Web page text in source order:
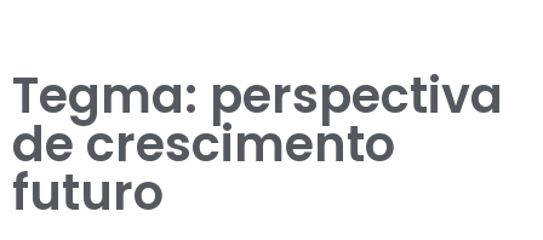
Tegma: perspectiva
de crescimento
futuro